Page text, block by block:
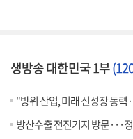
생방송 대한민국 1부
"방위 산업, 미래 신성장 동력
방산수출 전진기지 방문···정